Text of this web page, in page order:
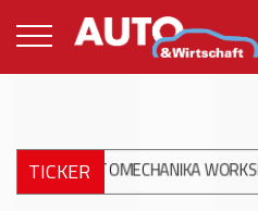
TICKER WORKSHOPS: